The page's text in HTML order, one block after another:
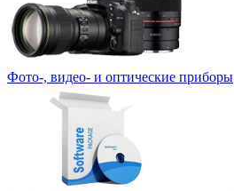
Фото-, видео- и оптические приборы